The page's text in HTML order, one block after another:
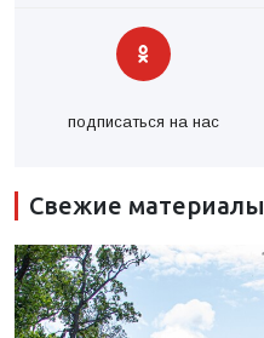
подписаться на нас
Свежие материалы